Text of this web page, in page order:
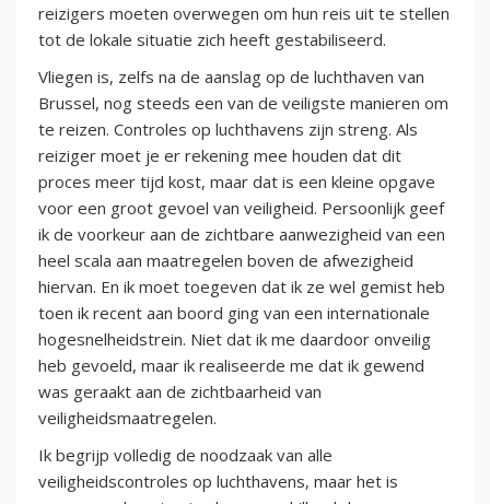
reizigers moeten overwegen om hun reis uit te stellen
tot de lokale situatie zich heeft gestabiliseerd.
Vliegen is, zelfs na de aanslag op de luchthaven van
Brussel, nog steeds een van de veiligste manieren om
te reizen. Controles op luchthavens zijn streng. Als
reiziger moet je er rekening mee houden dat dit
proces meer tijd kost, maar dat is een kleine opgave
voor een groot gevoel van veiligheid. Persoonlijk geef
ik de voorkeur aan de zichtbare aanwezigheid van een
heel scala aan maatregelen boven de afwezigheid
hiervan. En ik moet toegeven dat ik ze wel gemist heb
toen ik recent aan boord ging van een internationale
hogesnelheidstrein. Niet dat ik me daardoor onveilig
heb gevoeld, maar ik realiseerde me dat ik gewend
was geraakt aan de zichtbaarheid van
veiligheidsmaatregelen.
Ik begrijp volledig de noodzaak van alle
veiligheidscontroles op luchthavens, maar het is